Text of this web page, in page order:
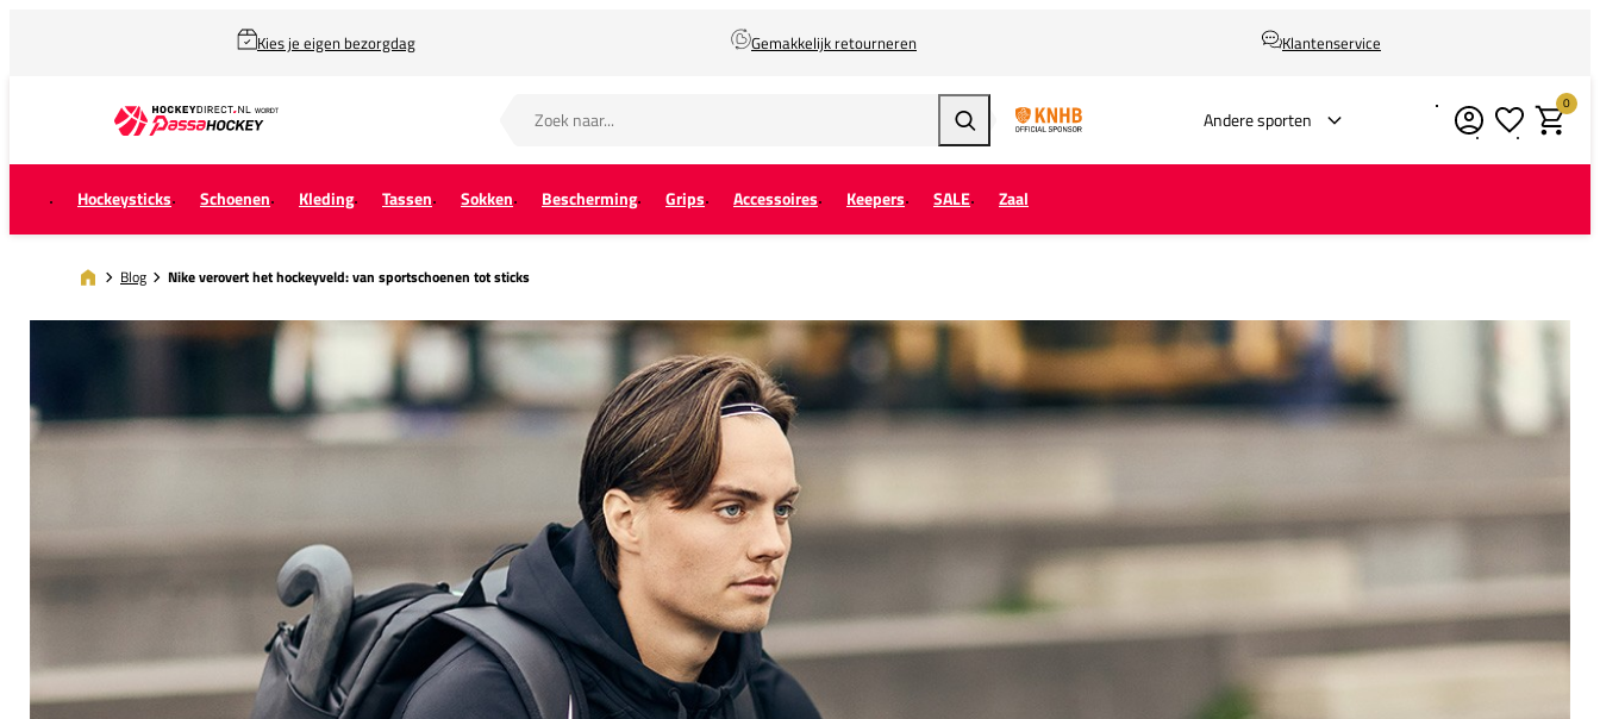
Kies je eigen bezorgdag Gemakkelijk retourneren Klantenservice
Zoeken Andere sporten Verlanglijstje
0
Hockeysticks Schoenen Kleding Tassen Sokken Bescherming Grips Accessoires Keepers SALE Zaal
Blog Nike verovert het hockeyveld: van sportschoenen tot sticks